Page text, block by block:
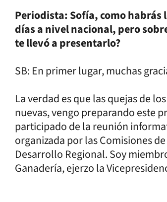
Periodista: Sofía, como
días a nivel nacional, pero
te llevó a presentarlo?
SB: En primer lugar, muchas
La verdad es que las quejas de
nuevas, vengo preparando este
participado de la reunión
organizada por las Comisiones
Desarrollo Regional. Soy
Ganadería, ejerzo la